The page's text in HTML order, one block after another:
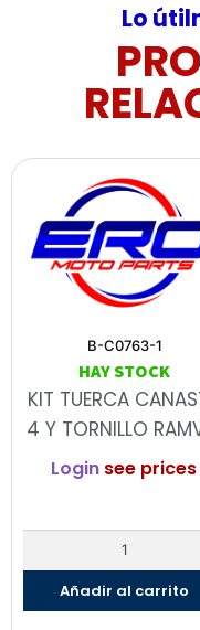
Lo
B-C0763-1
HAY STOCK
KIT TUERCA
4 Y TORNILLO
Login see prices
Añadir al carrito